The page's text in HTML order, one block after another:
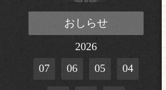
おしらせ
2026
07
06 05 04